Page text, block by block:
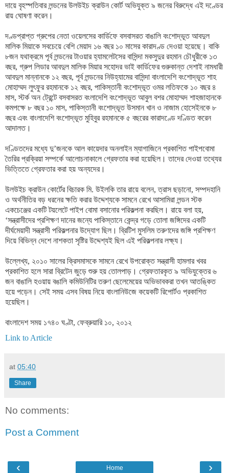
দায়ে বৃহস্পতিবার লন্ডনের উলউইচ ক্রাউন কোর্ট অভিযুক্ত ৯ জনের বিরুদ্ধে এই দণ্ডের
রায় ঘোষণা করেন।
দণ্ডপ্রাপ্ত গ্রুপের নেতা ওয়েলসের কার্ডিফে বসবাসরত বাঙালি বংশোদ্ভূত আবদুল
মালিক মিয়াকে সবচেয়ে বেশি মেয়াদ ১৬ বছর ১০ মাসের কারাদণ্ড দেওয়া হয়েছে। বাকি
৮জন যথাক্রমে পূর্ব লন্ডনের টাওয়ার হ্যামলেটসের বাসিন্দা মকসুদুর রহমান চৌধুরীকে ১৩
বছর, গ্রুপ লিডার আবদুল মালিক মিয়ার সহোদর ভাই কার্ডিফের গুরুকান্ত দেশাই নামধারী
আবদুল মান্নানকে ১২ বছর, পূর্ব লন্ডনের নিউহ্যামের বাসিন্দা বাংলাদেশি বংশোদ্ভূত শাহ
মোহাম্মদ লুৎফুর রহমানকে ১২ বছর, পাকিস্তানী বংশোদ্ভূত ওমর লতিফকে ১০ বছর ৪
মাস, স্টর্ক অন ট্রেন্টে বসবাসরত বংলাদেশি বংশোদ্ভূত আবুল বশর মোহাম্মদ শাহজাহানকে
কমপক্ষে ৮ বছর ১০ মাস, পাকিস্তানী বংশোদ্ভূত উসমান খান ও নাজাম হোসেইনকে ৮
বছর এবং বাংলাদেশি বংশোদ্ভূত মুহিবুর রহমানকে ৫ বছরের কারাদণ্ডে দণ্ডিত করেন
আদালত।
দণ্ডিতদের মধ্যে দু’জনকে আল কায়েদার অনলাইন ম্যাগাজিনে প্রকাশিত পাইপবোমা
তৈরির প্রক্রিয়া সম্পর্কে আলোচনাকালে গ্রেফতার করা হয়েছিল। তাদের দেওয়া তথ্যের
ভিত্তিতে গ্রেফতার করা হয় অন্যদের।
উলউইচ ক্রাউন কোর্টের বিচারক মি. উইলকি তার রায়ে বলেন, ত্রাস ছড়ানো, সম্পদহানি
ও অর্থনীতির বড় ধরনের ক্ষতি করার উদ্দেশ্যকে সামনে রেখে আসামিরা লন্ডন স্টক
একচেঞ্জের একটি টয়লেটে পাইপ বোমা বসানোর পরিকল্পনা করছিল। রায়ে বলা হয়,
‘সন্ত্রাসীদের প্রশিক্ষণ দানের জন্যে পাকিস্তানে কেন্দ্র গড়ে তোলা জঙ্গিদের একটি
দীর্ঘমেয়াদী সন্ত্রাসী পরিকল্পনার উদ্যোগ ছিল। ব্রিটিশ মুসলিম তরুণদের জঙ্গি প্রশিক্ষণ
দিয়ে বিভিন্ন দেশে নাশকতা সৃষ্টির উদ্দেশ্যই ছিল এই পরিকল্পনার লক্ষ্য।
উল্লেখ্য, ২০১০ সালের ক্রিসমাসকে সামনে রেখে উপরোক্ত সন্ত্রাসী হামলার খবর
প্রকাশিত হলে সারা ব্রিটেন জুড়ে শুরু হয় তোলপাড়। গ্রেফতারকৃত ৯ অভিযুক্তের ৬
জন বাঙালি হওয়ায় বঙালি কমিউনিটির তরুণ ছেলেমেয়ের অভিভাবকরা তখন আতঙ্কিত
হয়ে পড়েন। সেই সময় এসব বিষয় নিয়ে বাংলানিউজে কয়েকটি রিপোর্টও প্রকাশিত
হয়েছিল।
বাংলাদেশ সময় ১৭৪০ ঘণ্টা, ফেব্রুয়ারি ১০, ২০১২
Link to Article
at 05:40
Share
No comments:
Post a Comment
‹ ›
Home